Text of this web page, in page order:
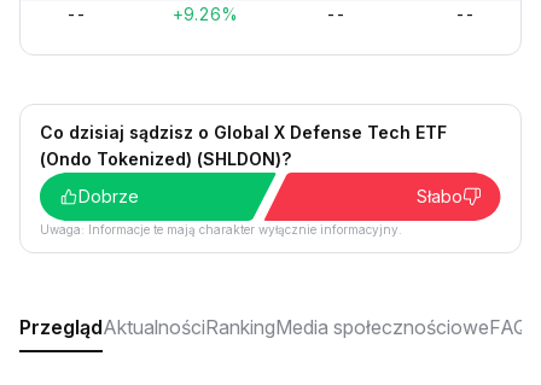
-- +9.26% -- --
Co dzisiaj sądzisz o Global X Defense Tech ETF
(Ondo Tokenized) (SHLDON)?
Dobrze
Słabo
Uwaga: Informacje te mają charakter wyłącznie informacyjny.
PrzeglądAktualnościRankingMedia społecznościoweFAQ